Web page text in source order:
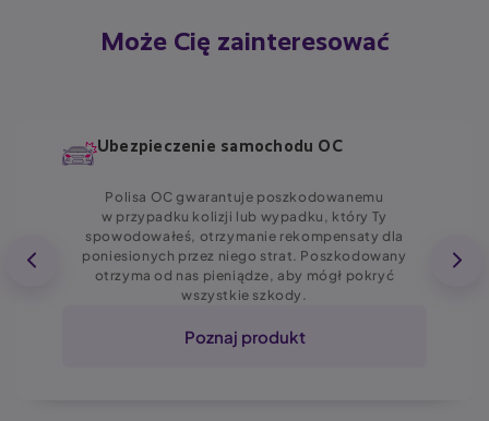
Może Cię zainteresować
Ubezpieczenie samochodu OC
Polisa OC gwarantuje poszkodowanemu
w przypadku kolizji lub wypadku, który Ty
spowodowałeś, otrzymanie rekompensaty dla
poniesionych przez niego strat. Poszkodowany
otrzyma od nas pieniądze, aby mógł pokryć
wszystkie szkody.
Poznaj produkt